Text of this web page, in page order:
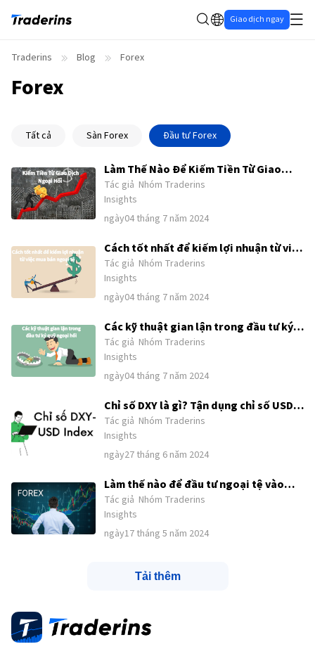
Giao dịch ngay
Traderins Blog Forex
Forex
Tất cả Sàn Forex Đầu tư Forex
Làm Thế Nào Để Kiếm Tiền Từ Giao
Dịch Ngoại Hối? Bốn Bước Mua Bán
Giao Dịch Ngoại Hối Hiệu Quả Nhất
2024
Tác giả Nhóm Traderins
Insights
ngày04 tháng 7 năm 2024
Cách tốt nhất để kiếm lợi nhuận từ việc
mua bán ngoại tệ là gì? | Thời gian
thích hợp cho giao dịch ngoại hối |
Mẹo kiếm tiền
Tác giả Nhóm Traderins
Insights
ngày04 tháng 7 năm 2024
Các kỹ thuật gian lận trong đầu tư ký
quỹ ngoại hối là gì? Làm thế nào để
tránh bị lừa đảo bởi các nền tảng bất
hợp pháp?
Tác giả Nhóm Traderins
Insights
ngày04 tháng 7 năm 2024
Chỉ số DXY là gì? Tận dụng chỉ số USD
Index để nắm bắt tín hiệu giao dịch
Tác giả Nhóm Traderins
Insights
ngày27 tháng 6 năm 2024
Làm thế nào để đầu tư ngoại tệ vào
năm 2024? Kinh nghiệm đầu tư ngoại
tệ của chuyên gia
Tác giả Nhóm Traderins
Insights
ngày17 tháng 5 năm 2024
Tải thêm